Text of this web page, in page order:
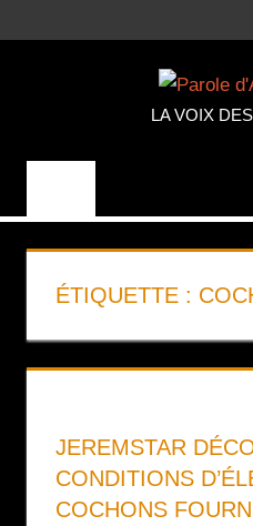
au
LA VOIX
ÉTIQUETTE :
JEREMSTAR
CONDITIONS
COCHONS